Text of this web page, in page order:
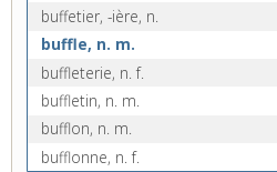
buffetier, -ière, n.
buffle, n. m.
buffleterie, n. f.
buffletin, n. m.
bufflon, n. m.
bufflonne, n. f.